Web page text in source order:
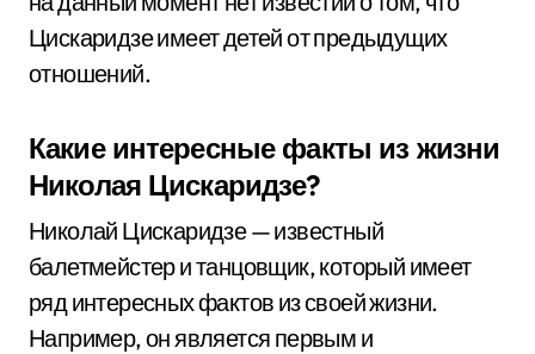
Цискаридзе имеет детей от предыдущих
отношений.
Какие интересные факты из жизни
Николая Цискаридзе?
Николай Цискаридзе — известный
балетмейстер и танцовщик, который имеет
ряд интересных фактов из своей жизни.
Например, он является первым и